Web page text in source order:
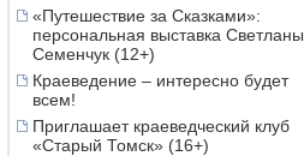
«Путешествие за Сказками»:
персональная выставка Светланы
Семенчук (12+)
Краеведение – интересно будет
всем!
Приглашает краеведческий клуб
«Старый Томск» (16+)